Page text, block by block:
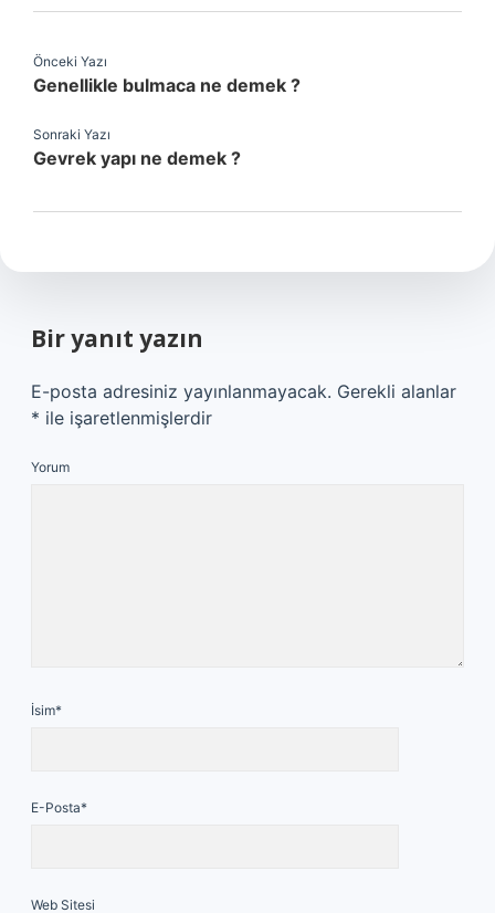
Önceki Yazı
Genellikle bulmaca ne demek ?
Sonraki Yazı
Gevrek yapı ne demek ?
Bir yanıt yazın
E-posta adresiniz yayınlanmayacak. Gerekli alanlar
* ile işaretlenmişlerdir
Yorum
İsim*
E-Posta*
Web Sitesi